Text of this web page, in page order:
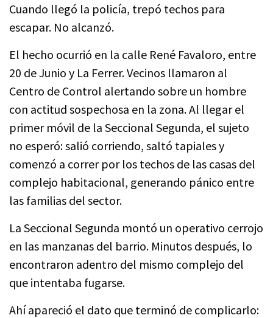
Cuando llegó la policía, trepó techos para
escapar. No alcanzó.
El hecho ocurrió en la calle René Favaloro, entre
20 de Junio y La Ferrer. Vecinos llamaron al
Centro de Control alertando sobre un hombre
con actitud sospechosa en la zona. Al llegar el
primer móvil de la Seccional Segunda, el sujeto
no esperó: salió corriendo, saltó tapiales y
comenzó a correr por los techos de las casas del
complejo habitacional, generando pánico entre
las familias del sector.
La Seccional Segunda montó un operativo cerrojo
en las manzanas del barrio. Minutos después, lo
encontraron adentro del mismo complejo del
que intentaba fugarse.
Ahí apareció el dato que terminó de complicarlo: